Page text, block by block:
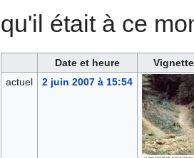
qu'il était à ce
Date et heure
Vignette
actuel
2 juin 2007 à 15:54